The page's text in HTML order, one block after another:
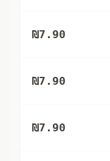
₪7.90
₪7.90
₪7.90